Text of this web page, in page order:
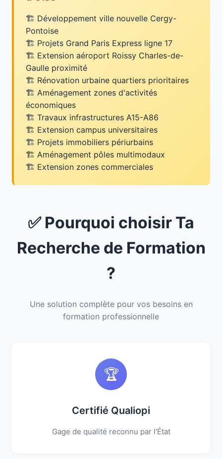
Développement ville nouvelle Cergy-
Pontoise
Projets Grand Paris Express ligne 17
Extension aéroport Roissy Charles-de-
Gaulle proximité
Rénovation urbaine quartiers prioritaires
Aménagement zones d'activités
économiques
Travaux infrastructures A15-A86
Extension campus universitaires
Projets immobiliers périurbains
Aménagement pôles multimodaux
Extension zones commerciales
✅ Pourquoi choisir Ta
Recherche de Formation
?
Une solution complète pour vos besoins en
formation professionnelle
🏆
Certifié Qualiopi
Gage de qualité reconnu par l'État